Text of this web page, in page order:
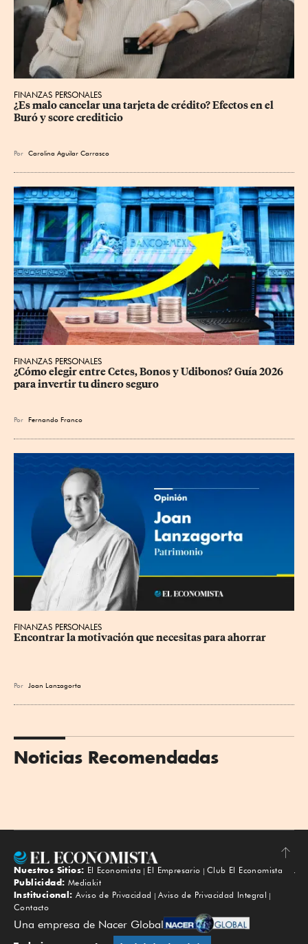
FINANZAS PERSONALES
¿Es malo cancelar una tarjeta de crédito? Efectos en el
Buró y score crediticio
Por Carolina Aguilar Carrasco
FINANZAS PERSONALES
¿Cómo elegir entre Cetes, Bonos y Udibonos? Guía 2026
para invertir tu dinero seguro
Por Fernando Franco
FINANZAS PERSONALES
Encontrar la motivación que necesitas para ahorrar
Por Joan Lanzagorta
Noticias Recomendadas
Subir
Nuestros Sitios: El Economista El Empresario
Club El Economista
Publicidad: Mediakit
Institucional: Aviso de Privacidad
Aviso de Privacidad Integral
Contacto
Una empresa de Nacer Global